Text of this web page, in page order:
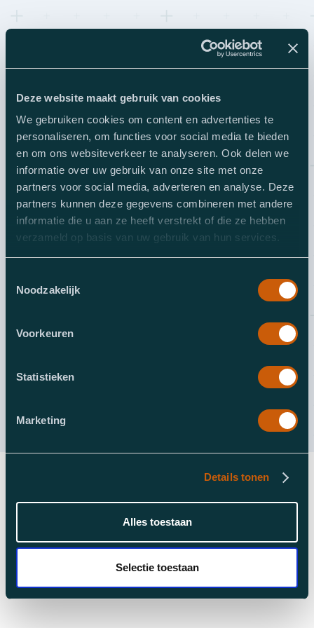
Deze website maakt gebruik van cookies
We gebruiken cookies om content en advertenties te
personaliseren, om functies voor social media te bieden
en om ons websiteverkeer te analyseren. Ook delen we
informatie over uw gebruik van onze site met onze
partners voor social media, adverteren en analyse. Deze
partners kunnen deze gegevens combineren met andere
informatie die u aan ze heeft verstrekt of die ze hebben
verzameld op basis van uw gebruik van hun services.
Noodzakelijk
Voorkeuren
Statistieken
Marketing
Details tonen
Alles toestaan
Selectie toestaan
Meld je hier aan!
Geen ingewikkelde intake. Gewoon een goed
gesprek.
Verstuur